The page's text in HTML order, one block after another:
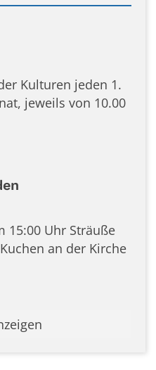
Kulturen jeden 1.
jeweils von 10.00
15:00 Uhr Sträuße
an der Kirche